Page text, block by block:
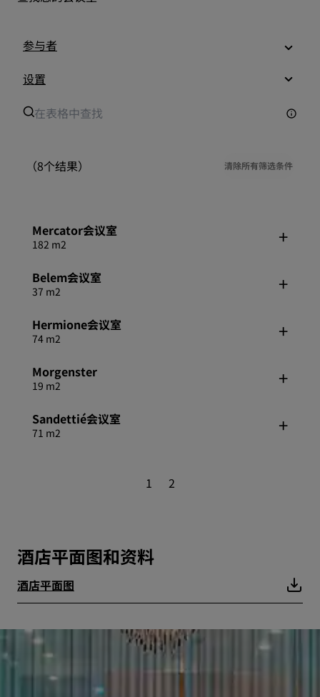
参与者
设置
（8个结果） 清除所有筛选条件
Mercator会议室
182 m2
Belem会议室
37 m2
Hermione会议室
74 m2
Morgenster
19 m2
Sandettié会议室
71 m2
1 2
酒店平面图和资料
酒店平面图